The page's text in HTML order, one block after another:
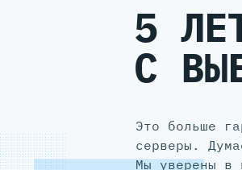
5
С
Это больше
серверы.
Мы уверены в